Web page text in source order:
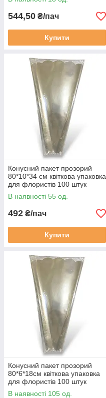
544,50 ₴/пач
Купити
Конусний пакет прозорий
80*10*34 см квіткова упаковка
для флористів 100 штук
(2125079516)
В наявності 55 од.
492 ₴/пач
Купити
Конусний пакет прозорий
80*6*18см квіткова упаковка
для флористів 100 штук
(2125079518)
В наявності 105 од.